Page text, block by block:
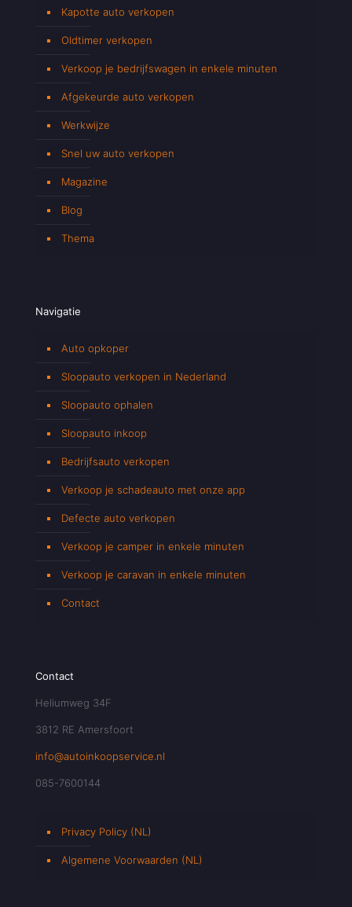
Kapotte auto verkopen
Oldtimer verkopen
Verkoop je bedrijfswagen in enkele minuten
Afgekeurde auto verkopen
Werkwijze
Snel uw auto verkopen
Magazine
Blog
Thema
Navigatie
Auto opkoper
Sloopauto verkopen in Nederland
Sloopauto ophalen
Sloopauto inkoop
Bedrijfsauto verkopen
Verkoop je schadeauto met onze app
Defecte auto verkopen
Verkoop je camper in enkele minuten
Verkoop je caravan in enkele minuten
Contact
Contact
Heliumweg 34F
3812 RE Amersfoort
info@autoinkoopservice.nl
085-7600144
Privacy Policy (NL)
Algemene Voorwaarden (NL)